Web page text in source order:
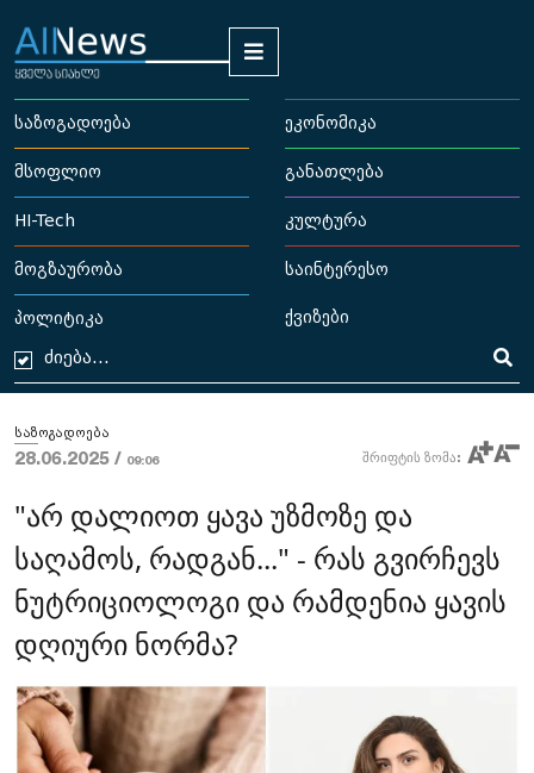
საზოგადოება ეკონომიკა
მსოფლიო განათლება
HI-Tech კულტურა
მოგზაურობა საინტერესო
პოლიტიკა ქვიზები
საზოგადოება
28.06.2025 / 09:06 შრიფტის ზომა:
"არ დალიოთ ყავა უზმოზე და
საღამოს, რადგან..." - რას გვირჩევს
ნუტრიციოლოგი და რამდენია ყავის
დღიური ნორმა?